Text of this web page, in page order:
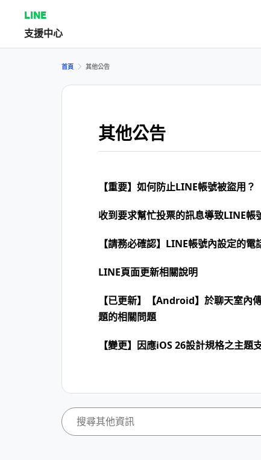
LINE
支援中心
首頁 其他公告
其他公告
【重要】如何防止LINE帳號被盜用？
收到要求幫忙投票的訊息導致LINE帳
【請務必確認】LINE帳號內設定的
LINE頁面更新相關說明
【已更新】【Android】於聊天室內
題的相關問題
【變更】因應iOS 26設計規格之主題